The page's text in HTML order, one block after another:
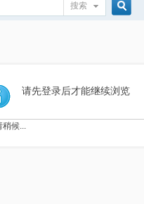
搜索
索
请先登录后才能继续浏览
稍候...